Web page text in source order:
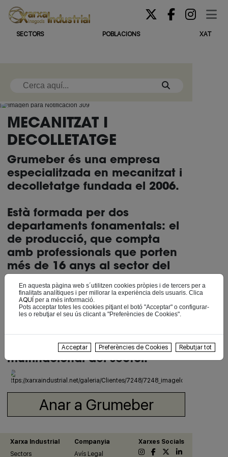
SECTORS POBLACIONS XAT
MECANITZAT I
DECOLLETATGE
Grumeber és una empresa
especialitzada en mecanitzat i
decolletatge fundada el 2006.
Està formada per dos
departaments fonamentals: el
de producció, que compta
amb professionals que porten
més de 16 anys al sector del
mecanitzat, i el departament
d'administració i gestió el
responsable del qual té una
experiència de 18 anys en
gestió, sistemes en empreses
petites del sector i en empresa
multinacional del sector.
Anar a Grumeber
En aquesta pàgina web s´utilitzen cookies pròpies i de tercers per a
finalitats analítiques i per millorar la experiència dels usuaris. Clica
AQUÍ per a més informació.
Pots acceptar totes les cookies pitjant el botó "Acceptar" o configurar-
les o rebutjar el seu ús clicant a "Preferències de Cookies".
Acceptar Preferències de Cookies Rebutjar tot
Xarxa Industrial Companyia
Xarxes Socials
Sectors
Avís Legal